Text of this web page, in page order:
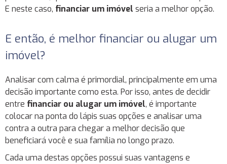
E neste caso, financiar um imóvel seria a melhor opção.
E então, é melhor financiar ou alugar um
imóvel?
Analisar com calma é primordial, principalmente em uma
decisão importante como esta. Por isso, antes de decidir
entre financiar ou alugar um imóvel, é importante
colocar na ponta do lápis suas opções e analisar uma
contra a outra para chegar a melhor decisão que
beneficiará você e sua família no longo prazo.
Cada uma destas opções possui suas vantagens e